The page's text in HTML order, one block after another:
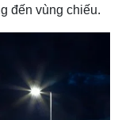
đến vùng chiếu.